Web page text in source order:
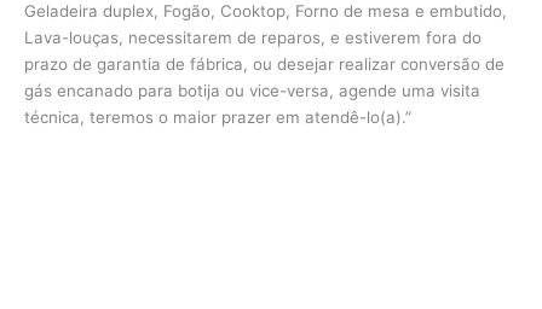
Geladeira duplex, Fogão, Cooktop, Forno de mesa e embutido,
Lava-louças, necessitarem de reparos, e estiverem fora do
prazo de garantia de fábrica, ou desejar realizar conversão de
gás encanado para botija ou vice-versa, agende uma visita
técnica, teremos o maior prazer em atendê-lo(a).”